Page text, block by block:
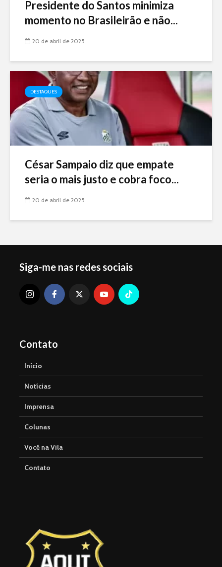
Presidente do Santos minimiza
momento no Brasileirão e não...
20 de abril de 2025
DESTAQUES
César Sampaio diz que empate
seria o mais justo e cobra foco...
20 de abril de 2025
Siga-me nas redes sociais
Contato
Início
Notícias
Imprensa
Colunas
Você na Vila
Contato